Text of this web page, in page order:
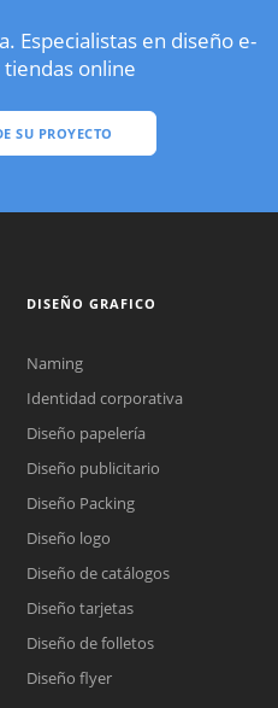
Especialistas en diseño e-
online
SU PROYECTO
DISEÑO GRAFICO
Naming
Identidad corporativa
Diseño papelería
Diseño publicitario
Diseño Packing
Diseño logo
Diseño de catálogos
Diseño tarjetas
Diseño de folletos
Diseño flyer